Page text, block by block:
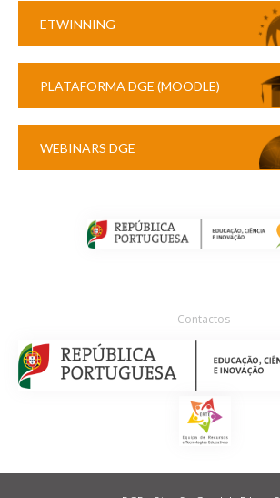
ETWINNING
PLATAFORMA DGE (MOODLE)
WEBINARS DGE
Contactos